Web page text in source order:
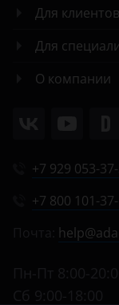
Для клиентов
Для
О компании
+7 929 053-
+7 800 101-